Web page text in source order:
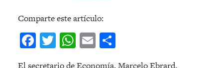
Comparte este artículo:
Facebook
Twitter
WhatsApp
Email
El secretario de Economía, Marcelo Ebrard,